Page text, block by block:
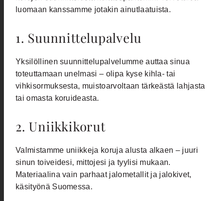
luomaan kanssamme jotakin ainutlaatuista.
1. Suunnittelupalvelu
Yksilöllinen suunnittelupalvelumme auttaa sinua
toteuttamaan unelmasi – olipa kyse kihla- tai
vihkisormuksesta, muistoarvoltaan tärkeästä lahjasta
tai omasta koruideasta.
2. Uniikkikorut
Valmistamme uniikkeja koruja alusta alkaen – juuri
sinun toiveidesi, mittojesi ja tyylisi mukaan.
Materiaalina vain parhaat jalometallit ja jalokivet,
käsityönä Suomessa.